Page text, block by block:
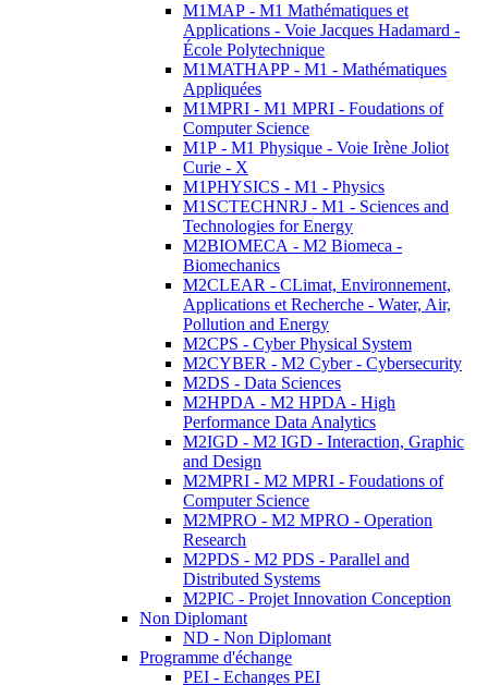
M1MAP - M1 Mathématiques et
Applications - Voie Jacques Hadamard -
École Polytechnique
M1MATHAPP - M1 - Mathématiques
Appliquées
M1MPRI - M1 MPRI - Foudations of
Computer Science
M1P - M1 Physique - Voie Irène Joliot
Curie - X
M1PHYSICS - M1 - Physics
M1SCTECHNRJ - M1 - Sciences and
Technologies for Energy
M2BIOMECA - M2 Biomeca -
Biomechanics
M2CLEAR - CLimat, Environnement,
Applications et Recherche - Water, Air,
Pollution and Energy
M2CPS - Cyber Physical System
M2CYBER - M2 Cyber - Cybersecurity
M2DS - Data Sciences
M2HPDA - M2 HPDA - High
Performance Data Analytics
M2IGD - M2 IGD - Interaction, Graphic
and Design
M2MPRI - M2 MPRI - Foudations of
Computer Science
M2MPRO - M2 MPRO - Operation
Research
M2PDS - M2 PDS - Parallel and
Distributed Systems
M2PIC - Projet Innovation Conception
Non Diplomant
ND - Non Diplomant
Programme d'échange
PEI - Echanges PEI